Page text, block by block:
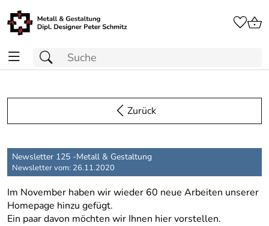
Zurück
Newsletter 125 -Metall & Gestaltung
Newsletter vom: 26.11.2020
Im November haben wir wieder 60 neue Arbeiten unserer
Homepage hinzu gefügt.
Ein paar davon möchten wir Ihnen hier vorstellen.